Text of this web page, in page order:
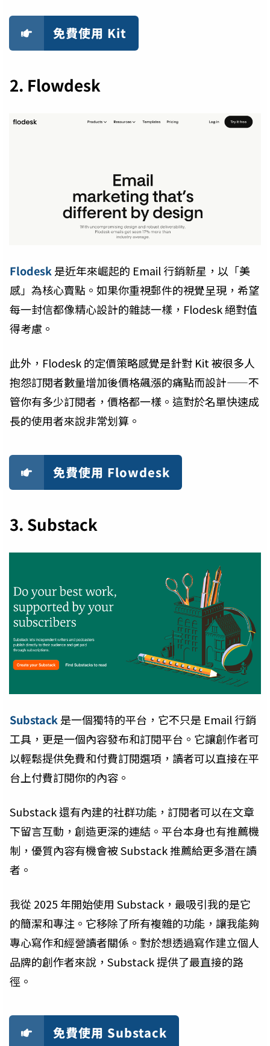
免費使用 Kit
2. Flowdesk
Flodesk 是近年來崛起的 Email 行銷新星，以「美
感」為核心賣點。如果你重視郵件的視覺呈現，希望
每一封信都像精心設計的雜誌一樣，Flodesk 絕對值
得考慮。
此外，Flodesk 的定價策略感覺是針對 Kit 被很多人
抱怨訂閱者數量增加後價格飆漲的痛點而設計——不
管你有多少訂閱者，價格都一樣。這對於名單快速成
長的使用者來說非常划算。
免費使用 Flowdesk
3. Substack
Substack 是一個獨特的平台，它不只是 Email 行銷
工具，更是一個內容發布和訂閱平台。它讓創作者可
以輕鬆提供免費和付費訂閱選項，讀者可以直接在平
台上付費訂閱你的內容。
Substack 還有內建的社群功能，訂閱者可以在文章
下留言互動，創造更深的連結。平台本身也有推薦機
制，優質內容有機會被 Substack 推薦給更多潛在讀
者。
我從 2025 年開始使用 Substack，最吸引我的是它
的簡潔和專注。它移除了所有複雜的功能，讓我能夠
專心寫作和經營讀者關係。對於想透過寫作建立個人
品牌的創作者來說，Substack 提供了最直接的路
徑。
免費使用 Substack